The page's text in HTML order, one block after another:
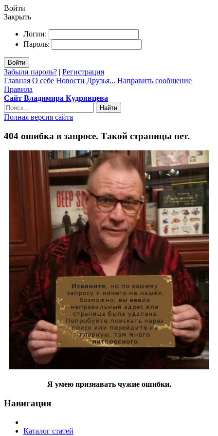
Войти
Закрыть
Логин:
Пароль:
Войти
Забыли пароль? | Регистрация
Главная О себе Новости Друзья... Направить сообщение
Правила
Сайт Владимира Кудрявцева
Найти
Полная версия сайта
404 ошибка в запросе. Такой страницы нет.
Я умею признавать чужие ошибки.
Навигация
Каталог статей